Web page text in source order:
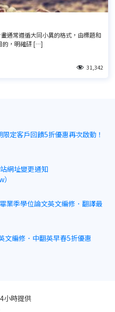
通常遵循大同小異的格式，由標題和
的，明確研 […]
31,342
限定客戶回饋5折優惠再次啟動！
網址變更通知
業季學位論文英文編修．翻譯最
文編修．中翻英早春5折優惠
小時提供